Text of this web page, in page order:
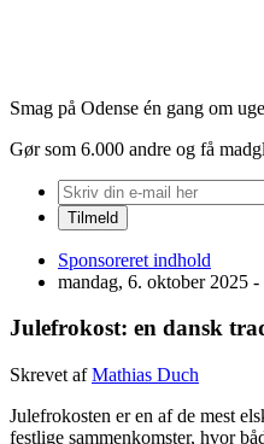
Smag på Odense én gang om
Gør som 6.000 andre og få
Sponsoreret indhold
mandag, 6. oktober 2025 -
Julefrokost: en dansk
Skrevet afMathias Duch
Julefrokosten er en af de mest
festlige sammenkomster, hvor